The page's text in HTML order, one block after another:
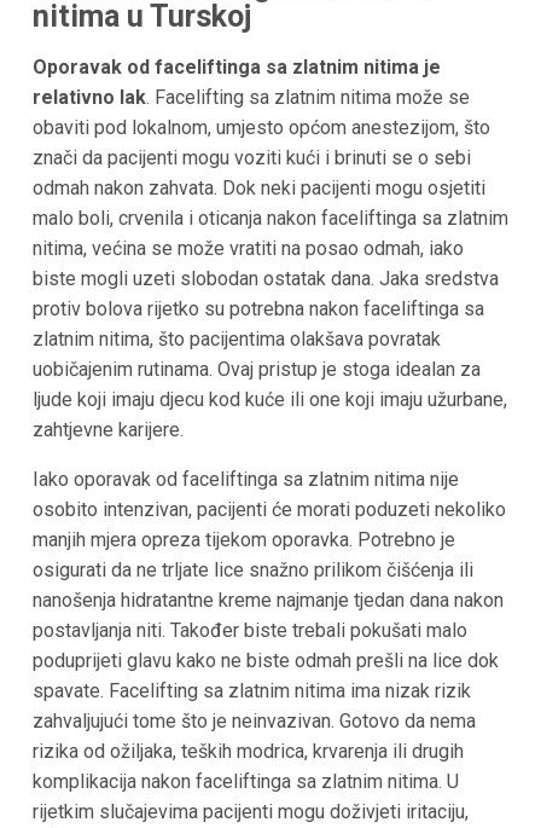
nitima u Turskoj
Oporavak od faceliftinga sa zlatnim nitima je
relativno lak. Facelifting sa zlatnim nitima može se
obaviti pod lokalnom, umjesto općom anestezijom, što
znači da pacijenti mogu voziti kući i brinuti se o sebi
odmah nakon zahvata. Dok neki pacijenti mogu osjetiti
malo boli, crvenila i oticanja nakon faceliftinga sa zlatnim
nitima, većina se može vratiti na posao odmah, iako
biste mogli uzeti slobodan ostatak dana. Jaka sredstva
protiv bolova rijetko su potrebna nakon faceliftinga sa
zlatnim nitima, što pacijentima olakšava povratak
uobičajenim rutinama. Ovaj pristup je stoga idealan za
ljude koji imaju djecu kod kuće ili one koji imaju užurbane,
zahtjevne karijere.
Iako oporavak od faceliftinga sa zlatnim nitima nije
osobito intenzivan, pacijenti će morati poduzeti nekoliko
manjih mjera opreza tijekom oporavka. Potrebno je
osigurati da ne trljate lice snažno prilikom čišćenja ili
nanošenja hidratantne kreme najmanje tjedan dana nakon
postavljanja niti. Također biste trebali pokušati malo
poduprijeti glavu kako ne biste odmah prešli na lice dok
spavate. Facelifting sa zlatnim nitima ima nizak rizik
zahvaljujući tome što je neinvazivan. Gotovo da nema
rizika od ožiljaka, teških modrica, krvarenja ili drugih
komplikacija nakon faceliftinga sa zlatnim nitima. U
rijetkim slučajevima pacijenti mogu doživjeti iritaciju,